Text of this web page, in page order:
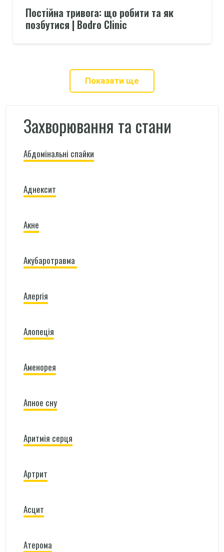
Постійна тривога: що робити та як
позбутися | Bodro Clinic
Показати ще
Захворювання та стани
Абдомінальні спайки
Аднексит
Акне
Акубаротравма
Алергія
Алопеція
Аменорея
Апное сну
Аритмія серця
Артрит
Асцит
Атерома